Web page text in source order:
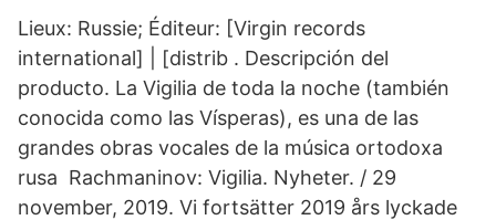
Lieux: Russie; Éditeur: [Virgin records
international] | [distrib . Descripción del
producto. La Vigilia de toda la noche (también
conocida como las Vísperas), es una de las
grandes obras vocales de la música ortodoxa
rusa Rachmaninov: Vigilia. Nyheter. / 29
november, 2019. Vi fortsätter 2019 års lyckade